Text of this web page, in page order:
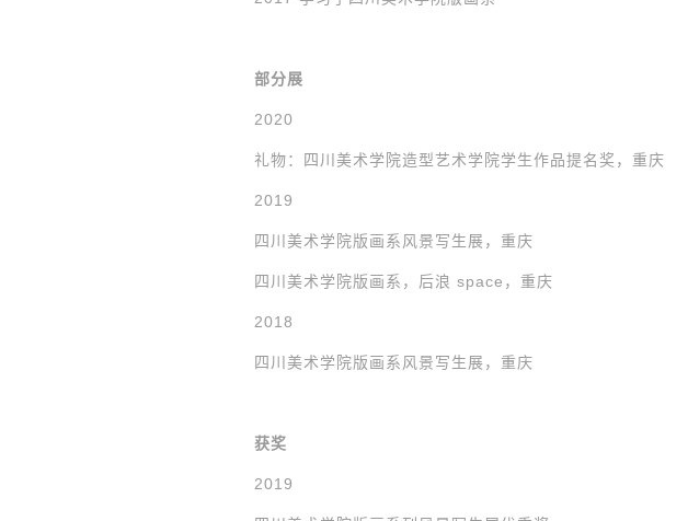
部分展
2020
礼物：四川美术学院造型艺术学院学生作品提名奖，重庆
2019
四川美术学院版画系风景写生展，重庆
四川美术学院版画系，后浪 space，重庆
2018
四川美术学院版画系风景写生展，重庆
获奖
2019